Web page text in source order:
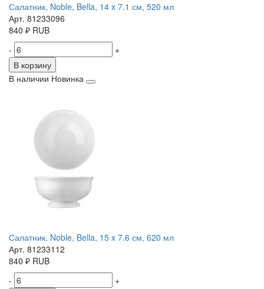
Салатник, Noble, Bella, 14 x 7.1 см, 520 мл
Арт. 81233096
840 ₽ RUB
-
+
В корзину
В наличии Новинка
Салатник, Noble, Bella, 15 x 7.6 см, 620 мл
Арт. 81233112
840 ₽ RUB
-
+